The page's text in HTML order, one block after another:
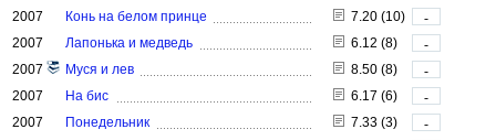
2007
Конь на белом принце 7.20 (10)
-
2007
Лапонька и медведь 6.12 (8)
-
2007
Муся и лев 8.50 (8)
-
2007
На бис 6.17 (6)
-
2007
Понедельник 7.33 (3)
-